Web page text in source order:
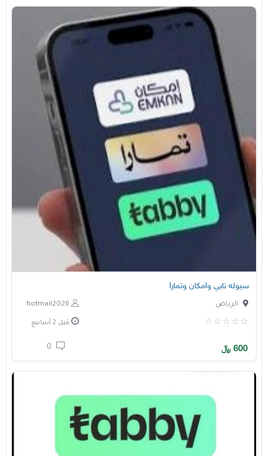
سيوله تابي وامكان وتمارا
hotmail2026 الرياض
قبل 2 أسابيع
600 ﷼